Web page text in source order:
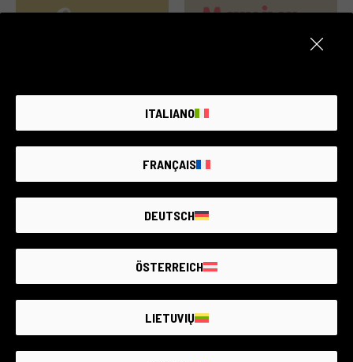
195 produktai
6 produktai 157 produktai
ITALIANO
FRANÇAIS
DEUTSCH
ÖSTERREICH
LIETUVIŲ